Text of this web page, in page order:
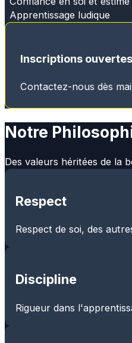
Apprentissage ludique
Inscriptions
Contactez-nous dès
Notre
Des valeurs héritées de la
Respect
Respect de soi, des
Discipline
Rigueur dans